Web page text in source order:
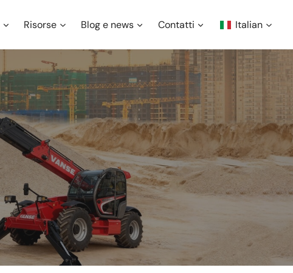
Risorse Blog e news Contatti Italian